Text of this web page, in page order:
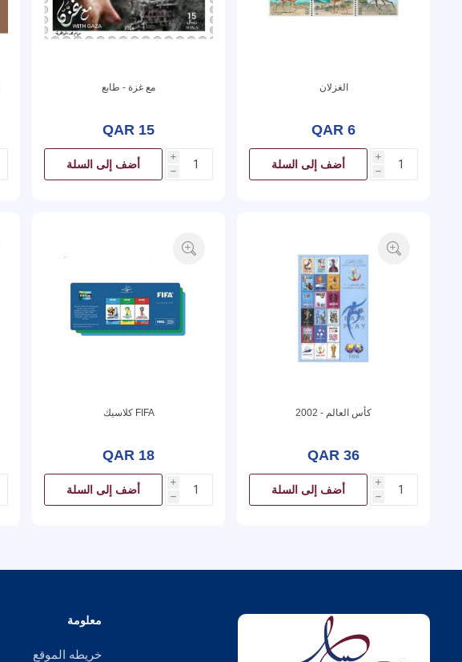
الغزلان
QAR 6
i
h
أضف إلى السلة
مع غزة - طابع
QAR 15
i
h
أضف إلى السلة
كأس العالم - 2002
QAR 36
i
h
أضف إلى السلة
FIFA كلاسيك
QAR 18
i
h
أضف إلى السلة
معلومة
خريطه الموقع